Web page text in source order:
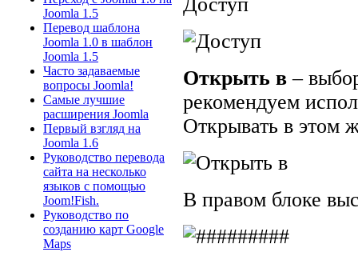
Joomla 1.5
Перевод шаблона
Joomla 1.0 в шаблон
Joomla 1.5
Часто задаваемые
вопросы Joomla!
Самые лучшие
расширения Joomla
Первый взгляд на
Joomla 1.6
Руководство перевода
сайта на несколько
языков с помощью
Joom!Fish.
Руководство по
созданию карт Google
Maps
Открыть в –
рекомендуем
Открывать в этом
В правом блоке